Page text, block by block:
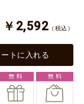
￥2,592 （税込）
ートに入れる